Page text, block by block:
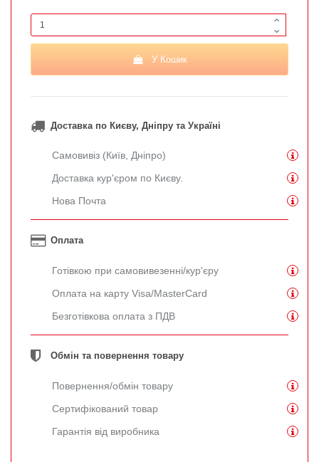
У Кошик
Доставка по Києву, Дніпру та Україні
Самовивіз (Київ, Дніпро)
Доставка кур'єром по Києву.
Нова Почта
Оплата
Готівкою при самовивезенні/кур'єру
Оплата на карту Visa/MasterCard
Безготівкова оплата з ПДВ
Обмін та повернення товару
Повернення/обмін товару
Сертифікований товар
Гарантія від виробника